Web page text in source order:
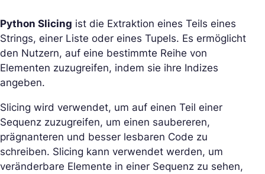
Python Slicing ist die Extraktion eines Teils eines
Strings, einer Liste oder eines Tupels. Es ermöglicht
den Nutzern, auf eine bestimmte Reihe von
Elementen zuzugreifen, indem sie ihre Indizes
angeben.
Slicing wird verwendet, um auf einen Teil einer
Sequenz zuzugreifen, um einen saubereren,
prägnanteren und besser lesbaren Code zu
schreiben. Slicing kann verwendet werden, um
veränderbare Elemente in einer Sequenz zu sehen,